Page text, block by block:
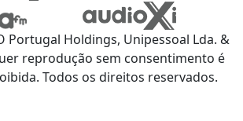
Portugal Holdings, Unipessoal Lda. &
reprodução sem consentimento é
Todos os direitos reservados.